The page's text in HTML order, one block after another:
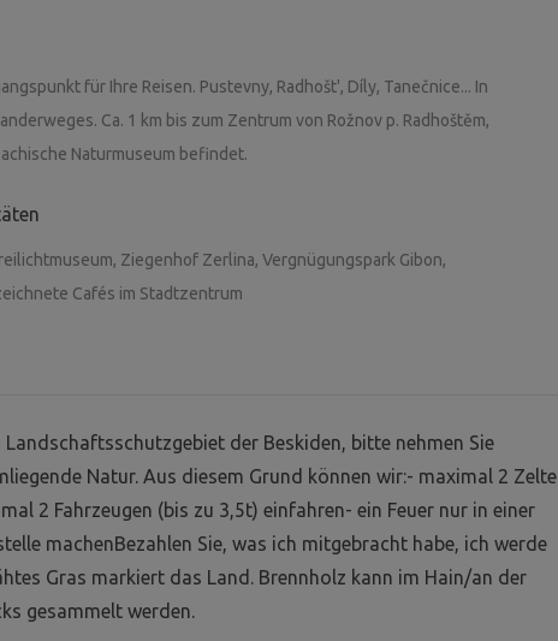
für Ihre Reisen. Pustevny, Radhošt', Díly, Tanečnice... In
Ca. 1 km bis zum Zentrum von Rožnov p. Radhoštěm,
Naturmuseum befindet.
Ziegenhof Zerlina, Vergnügungspark Gibon,
Cafés im Stadtzentrum
der Beskiden, bitte nehmen Sie
Natur. Aus diesem Grund können wir:- maximal 2 Zelte
2 Fahrzeugen (bis zu 3,5t) einfahren- ein Feuer nur in einer
machenBezahlen Sie, was ich mitgebracht habe, ich werde
Gras markiert das Land. Brennholz kann im Hain/an der
gesammelt werden.